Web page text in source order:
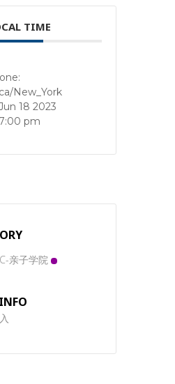
TIME
New_York
18 2023
7:00 pm
亲子学院